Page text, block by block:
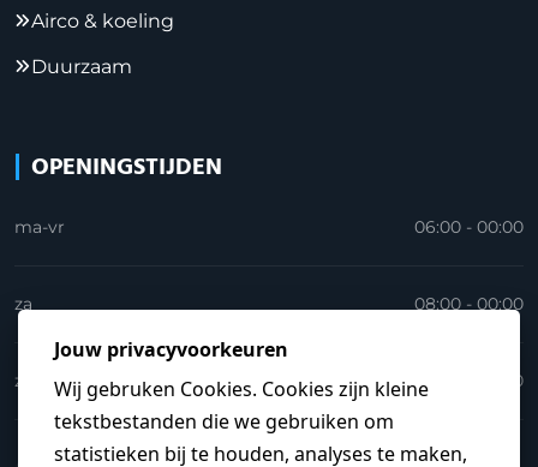
Airco & koeling
Duurzaam
OPENINGSTIJDEN
ma-vr 06:00 - 00:00
za 08:00 - 00:00
zo 09:00 - 23:30